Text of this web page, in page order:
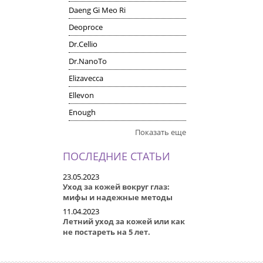
Daeng Gi Meo Ri
Deoproce
Dr.Cellio
Dr.NanoTo
Elizavecca
Ellevon
Enough
Показать еще
ПОСЛЕДНИЕ СТАТЬИ
23.05.2023
Уход за кожей вокруг глаз:
мифы и надежные методы
11.04.2023
Летний уход за кожей или как
не постареть на 5 лет.